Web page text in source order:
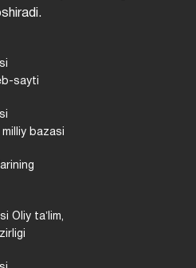
sayti
bazasi
Oliy taʼlim,